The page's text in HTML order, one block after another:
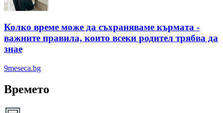
Колко време може да съхраняваме кърмата -
важните правила, които всеки родител трябва да
знае
9meseca.bg
Времето